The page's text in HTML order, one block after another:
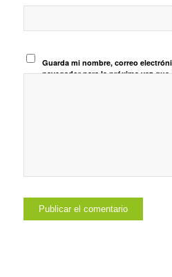
Guarda mi nombre, correo
navegador para la próxima vez que